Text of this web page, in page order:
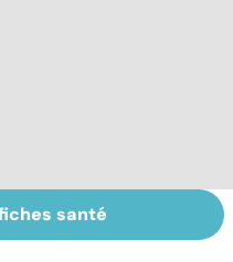
Incontinence
: les
santé